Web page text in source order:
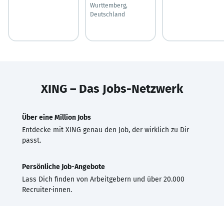
Wurttemberg,
Deutschland
XING – Das Jobs-Netzwerk
Über eine Million Jobs
Entdecke mit XING genau den Job, der wirklich zu Dir
passt.
Persönliche Job-Angebote
Lass Dich finden von Arbeitgebern und über 20.000
Recruiter·innen.